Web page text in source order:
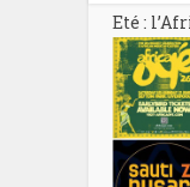
Eté :